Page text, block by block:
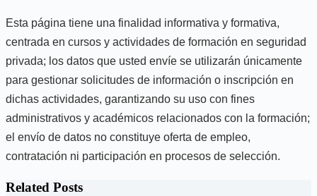
Esta página tiene una finalidad informativa y formativa,
centrada en cursos y actividades de formación en seguridad
privada; los datos que usted envíe se utilizarán únicamente
para gestionar solicitudes de información o inscripción en
dichas actividades, garantizando su uso con fines
administrativos y académicos relacionados con la formación;
el envío de datos no constituye oferta de empleo,
contratación ni participación en procesos de selección.
Related Posts